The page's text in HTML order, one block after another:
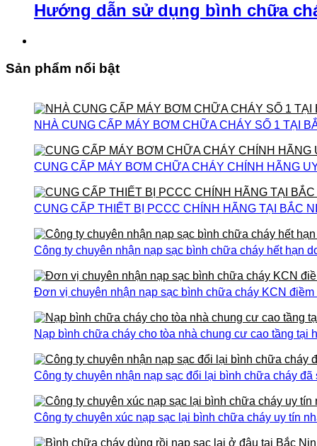
Hướng dẫn sử dụng bình chữa
Sản phẩm nổi bật
NHÀ CUNG CẤP MÁY BƠM CHỮA CHÁY SỐ 1 TẠI
CUNG CẤP MÁY BƠM CHỮA CHÁY CHÍNH HÃNG
CUNG CẤP THIẾT BỊ PCCC CHÍNH HÃNG TẠI BẮC
Công ty chuyên nhận nạp sạc bình chữa cháy hết hạn
Đơn vị chuyên nhận nạp sạc bình chữa cháy KCN
Nạp bình chữa cháy cho tòa nhà chung cư cao tầng tại
Công ty chuyên nhận nạp sạc đổi lại bình chữa cháy
Công ty chuyên xúc nạp sạc lại bình chữa cháy uy tín